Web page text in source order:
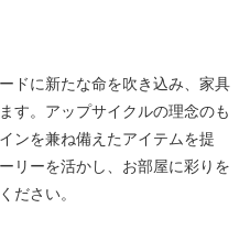
ドに新たな命を吹き込み、家具
す。アップサイクルの理念のも
ンを兼ね備えたアイテムを提
リーを活かし、お部屋に彩りを
ださい。